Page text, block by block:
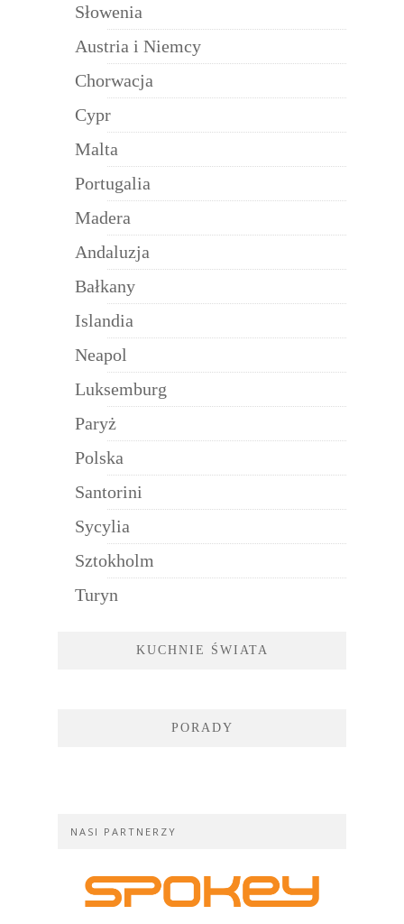
Słowenia
Austria i Niemcy
Chorwacja
Cypr
Malta
Portugalia
Madera
Andaluzja
Bałkany
Islandia
Neapol
Luksemburg
Paryż
Polska
Santorini
Sycylia
Sztokholm
Turyn
KUCHNIE ŚWIATA
PORADY
NASI PARTNERZY